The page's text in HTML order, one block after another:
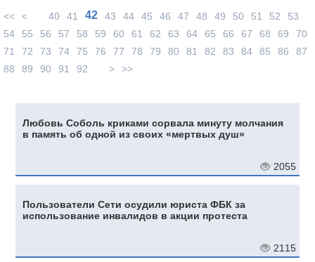
<< < 40 41 42 43 44 45 46 47 48 49 50 51 52
53
54
55 56 57 58 59 60 61 62 63 64 65 66 67 68 69
70
71
72 73 74 75 76 77 78 79 80 81 82 83 84 85 86
87
88
89 90 91 92 > >>
Любовь Соболь криками сорвала минуту молчания
в память об одной из своих «мертвых душ»
2055
Пользователи Сети осудили юриста ФБК за
использование инвалидов в акции протеста
2115